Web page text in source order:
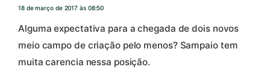
18 de março de 2017 às 08:50
Alguma expectativa para a chegada de dois novos
meio campo de criação pelo menos? Sampaio tem
muita carencia nessa posição.